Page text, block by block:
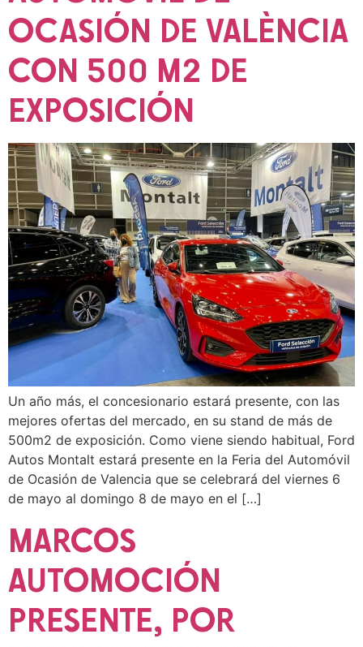
OCASIÓN DE VALÈNCIA
CON 500 M2 DE
EXPOSICIÓN
Un año más, el concesionario estará presente, con las
mejores ofertas del mercado, en su stand de más de
500m2 de exposición. Como viene siendo habitual, Ford
Autos Montalt estará presente en la Feria del Automóvil
de Ocasión de Valencia que se celebrará del viernes 6
de mayo al domingo 8 de mayo en el […]
MARCOS
AUTOMOCIÓN
PRESENTE, POR